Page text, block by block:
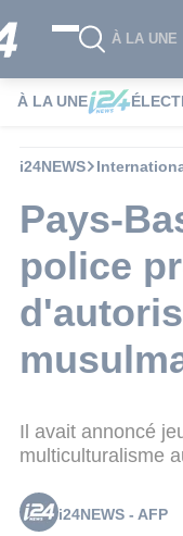
À LA UNE
À LA UNE
i24NEWS
Pays-
police
Il avait annoncé
multiculturalisme
i24NEWS - AFP